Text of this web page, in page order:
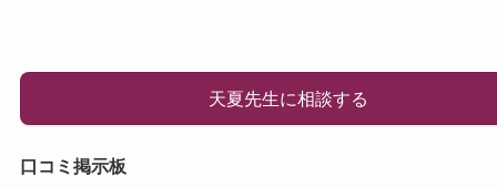
天夏先生に相談する
口コミ掲示板